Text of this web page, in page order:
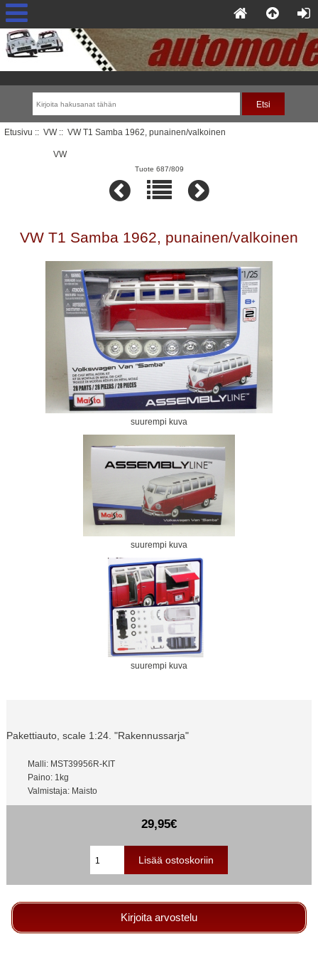
Etusivu :: VW:: VW T1 Samba 1962, punainen/valkoinen
VW
Tuote 687/809
VW T1 Samba 1962, punainen/valkoinen
suurempi kuva
suurempi kuva
suurempi kuva
Pakettiauto, scale 1:24. "Rakennussarja"
Malli: MST39956R-KIT
Paino: 1kg
Valmistaja: Maisto
29,95€
Kirjoita arvostelu